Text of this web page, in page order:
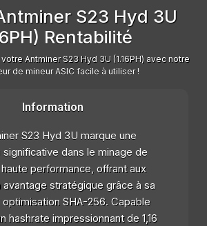
S23 Hyd 3U
Rentabilité
Antminer S23 Hyd 3U (1.16PH) avec notre
de mineur ASIC facile à utiliser !
Information
S23 Hyd 3U marque une
significative dans le minage de
haute performance, offrant aux
avantage stratégique grâce à sa
SHA-256. Capable
hashrate impressionnant de 1,16